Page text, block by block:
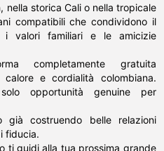
nella storica Cali o nella tropicale
compatibili che condividono il
valori familiari e le amicizie
completamente gratuita
e cordialità colombiana.
opportunità genuine per
già costruendo belle relazioni
fiducia.
ti guidi alla tua prossima grande